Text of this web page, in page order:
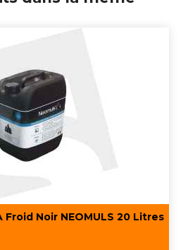
Noir NEOMULS 20 Litres